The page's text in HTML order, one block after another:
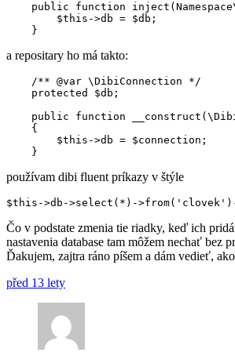
public function
a repositary ho má takto:
    /** @var \DibiConnection */
    protected $db;
public function
    {
        $this->db = $connection;
používam dibi fluent príkazy v štýle
Čo v podstate zmenia tie riadky, keď ich
nastavenia database tam môžem nechať bez
Ďakujem, zajtra ráno píšem a dám vedieť,
před 13 lety